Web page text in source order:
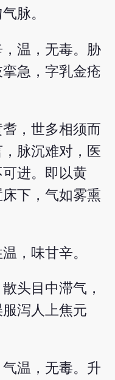
脉。
，温，无毒。胁
急，字乳金疮
耆，世多相须而
脉沉难对，医
进。即以黄
下，气如雾熏
，味甘辛。
头目中滞气，
泻人上焦元
气温，无毒。升